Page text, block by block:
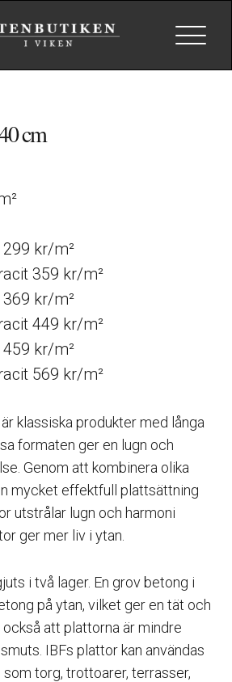
Toggle
cm
kr/m²
359 kr/m²
kr/m²
449 kr/m²
kr/m²
569 kr/m²
klassiska produkter med långa
formaten ger en lugn och
Genom att kombinera olika
mycket effektfull plattsättning
utstrålar lugn och harmoni
ger mer liv i ytan.
i två lager. En grov betong i
på ytan, vilket ger en tät och
att plattorna är mindre
IBFs plattor kan användas
torg, trottoarer, terrasser,